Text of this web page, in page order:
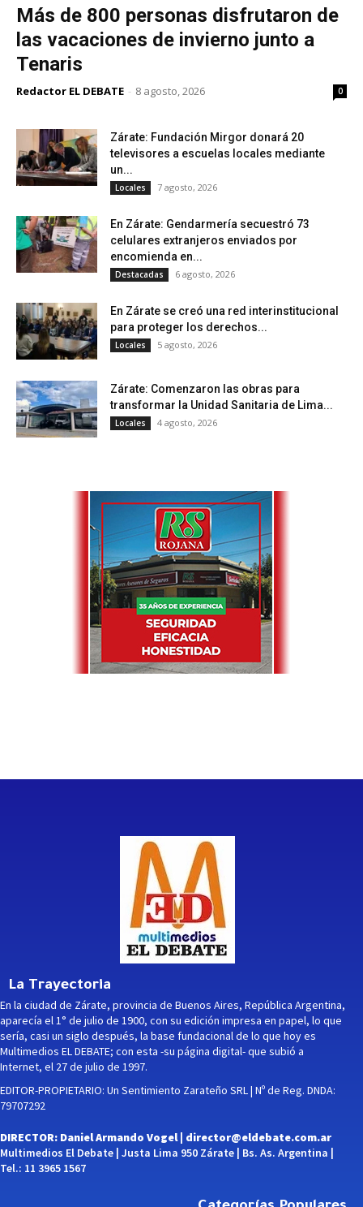
Más de 800 personas disfrutaron de
las vacaciones de invierno junto a
Tenaris
Redactor EL DEBATE - 8 agosto, 2026 0
Zárate: Fundación Mirgor donará 20
televisores a escuelas locales mediante
un...
Locales 7 agosto, 2026
En Zárate: Gendarmería secuestró 73
celulares extranjeros enviados por
encomienda en...
Destacadas 6 agosto, 2026
En Zárate se creó una red interinstitucional
para proteger los derechos...
Locales 5 agosto, 2026
Zárate: Comenzaron las obras para
transformar la Unidad Sanitaria de Lima...
Locales 4 agosto, 2026
La Trayectoria
En la ciudad de Zárate, provincia de Buenos Aires, República Argentina,
aparecía el 1° de julio de 1900, con su edición impresa en papel, lo que
sería, casi un siglo después, la base fundacional de lo que hoy es
Multimedios EL DEBATE; con esta -su página digital- que subió a
Internet, el 27 de julio de 1997.
EDITOR-PROPIETARIO: Un Sentimiento Zarateño SRL | Nº de Reg. DNDA:
79707292
DIRECTOR: Daniel Armando Vogel | director@eldebate.com.ar
Multimedios El Debate | Justa Lima 950 Zárate | Bs. As. Argentina |
Tel.: 11 3965 1567